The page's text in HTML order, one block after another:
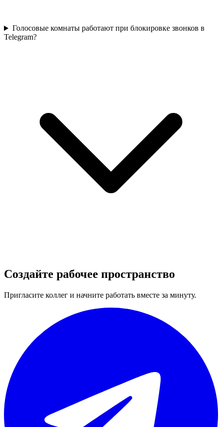
Голосовые комнаты работают при блокировке звонков в
Telegram?
Создайте рабочее пространство
Пригласите коллег и начните работать вместе за минуту.